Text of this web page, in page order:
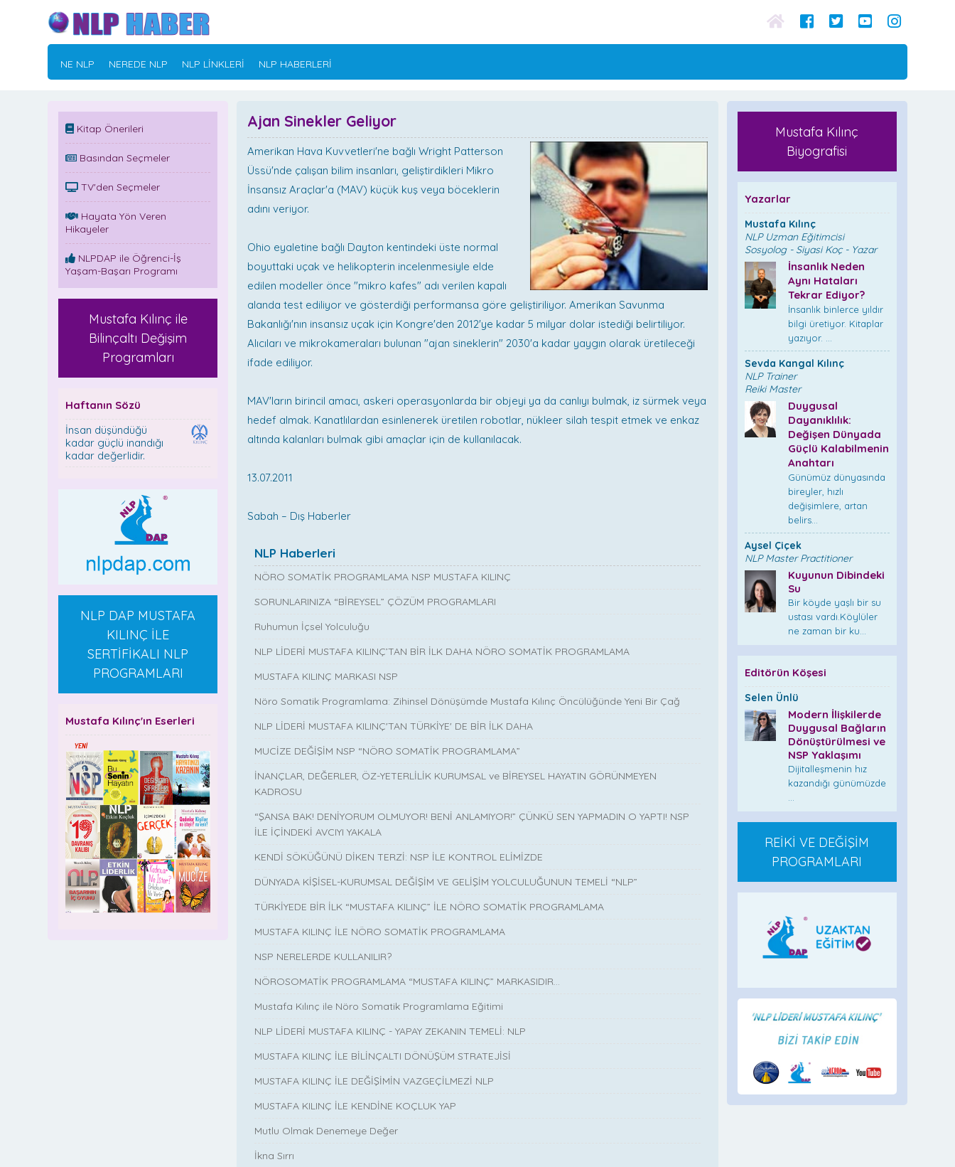
NE NLP NEREDE NLP NLP LİNKLERİ NLP HABERLERİ
Kitap Önerileri
Basından Seçmeler
TV'den Seçmeler
Hayata Yön Veren
Hikayeler
NLPDAP ile Öğrenci-İş
Yaşam-Başarı Programı
Mustafa Kılınç ile
Bilinçaltı Değişim
Programları
Haftanın Sözü
İnsan düşündüğü
kadar güçlü inandığı
kadar değerlidir.
NLP DAP MUSTAFA
KILINÇ İLE
SERTİFİKALI NLP
PROGRAMLARI
Mustafa Kılınç'ın Eserleri
Ajan Sinekler Geliyor
Amerikan Hava Kuvvetleri'ne bağlı Wright Patterson
Üssü'nde çalışan bilim insanları, geliştirdikleri Mikro
İnsansız Araçlar'a (MAV) küçük kuş veya böceklerin
adını veriyor.
Ohio eyaletine bağlı Dayton kentindeki üste normal
boyuttaki uçak ve helikopterin incelenmesiyle elde
edilen modeller önce "mikro kafes" adı verilen kapalı
alanda test ediliyor ve gösterdiği performansa göre geliştiriliyor. Amerikan Savunma
Bakanlığı'nın insansız uçak için Kongre'den 2012'ye kadar 5 milyar dolar istediği belirtiliyor.
Alıcıları ve mikrokameraları bulunan "ajan sineklerin" 2030'a kadar yaygın olarak üretileceği
ifade ediliyor.
MAV'ların birincil amacı, askeri operasyonlarda bir objeyi ya da canlıyı bulmak, iz sürmek veya
hedef almak. Kanatlılardan esinlenerek üretilen robotlar, nükleer silah tespit etmek ve enkaz
altında kalanları bulmak gibi amaçlar için de kullanılacak.
13.07.2011
Sabah – Dış Haberler
NLP Haberleri
NÖRO SOMATİK PROGRAMLAMA NSP MUSTAFA KILINÇ
SORUNLARINIZA “BİREYSEL” ÇÖZÜM PROGRAMLARI
Ruhumun İçsel Yolculuğu
NLP LİDERİ MUSTAFA KILINÇ’TAN BİR İLK DAHA NÖRO SOMATİK PROGRAMLAMA
MUSTAFA KILINÇ MARKASI NSP
Nöro Somatik Programlama: Zihinsel Dönüşümde Mustafa Kılınç Öncülüğünde Yeni Bir Çağ
NLP LİDERİ MUSTAFA KILINÇ'TAN TÜRKİYE' DE BİR İLK DAHA
MUCİZE DEĞİŞİM NSP “NÖRO SOMATİK PROGRAMLAMA”
İNANÇLAR, DEĞERLER, ÖZ-YETERLİLİK KURUMSAL ve BİREYSEL HAYATIN GÖRÜNMEYEN
KADROSU
“ŞANSA BAK! DENİYORUM OLMUYOR! BENİ ANLAMIYOR!” ÇÜNKÜ SEN YAPMADIN O YAPTI! NSP
İLE İÇİNDEKİ AVCIYI YAKALA
KENDİ SÖKÜĞÜNÜ DİKEN TERZİ: NSP İLE KONTROL ELİMİZDE
DÜNYADA KİŞİSEL-KURUMSAL DEĞİŞİM VE GELİŞİM YOLCULUĞUNUN TEMELİ “NLP”
TÜRKİYEDE BİR İLK “MUSTAFA KILINÇ” İLE NÖRO SOMATİK PROGRAMLAMA
MUSTAFA KILINÇ İLE NÖRO SOMATİK PROGRAMLAMA
NSP NERELERDE KULLANILIR?
NÖROSOMATİK PROGRAMLAMA “MUSTAFA KILINÇ” MARKASIDIR…
Mustafa Kılınç ile Nöro Somatik Programlama Eğitimi
NLP LİDERİ MUSTAFA KILINÇ - YAPAY ZEKANIN TEMELİ: NLP
MUSTAFA KILINÇ İLE BİLİNÇALTI DÖNÜŞÜM STRATEJİSİ
MUSTAFA KILINÇ İLE DEĞİŞİMİN VAZGEÇİLMEZİ NLP
MUSTAFA KILINÇ İLE KENDİNE KOÇLUK YAP
Mutlu Olmak Denemeye Değer
İkna Sırrı
Mustafa Kılınç
Biyografisi
Yazarlar
Mustafa Kılınç
NLP Uzman Eğitimcisi
Sosyolog - Siyasi Koç - Yazar
İnsanlık Neden
Aynı Hataları
Tekrar Ediyor?
İnsanlık binlerce yıldır
bilgi üretiyor. Kitaplar
yazıyor. ...
Sevda Kangal Kılınç
NLP Trainer
Reiki Master
Duygusal
Dayanıklılık:
Değişen Dünyada
Güçlü Kalabilmenin
Anahtarı
Günümüz dünyasında
bireyler, hızlı
değişimlere, artan
belirs...
Aysel Çiçek
NLP Master Practitioner
Kuyunun Dibindeki
Su
Bir köyde yaşlı bir su
ustası vardı.Köylüler
ne zaman bir ku...
Editörün Köşesi
Selen Ünlü
Modern İlişkilerde
Duygusal Bağların
Dönüştürülmesi ve
NSP Yaklaşımı
Dijitalleşmenin hız
kazandığı günümüzde
...
REİKİ VE DEĞİŞİM
PROGRAMLARI